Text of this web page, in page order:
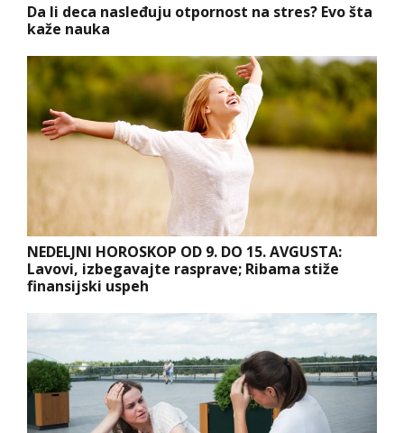
Da li deca nasleđuju otpornost na stres? Evo šta
kaže nauka
NEDELJNI HOROSKOP OD 9. DO 15. AVGUSTA:
Lavovi, izbegavajte rasprave; Ribama stiže
finansijski uspeh